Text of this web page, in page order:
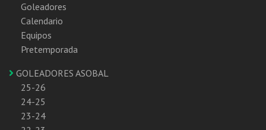
Goleadores
Calendario
Equipos
Pretemporada
GOLEADORES ASOBAL
25-26
24-25
23-24